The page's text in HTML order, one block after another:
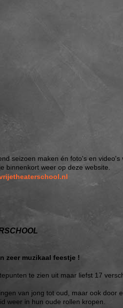
seizoen maken én foto's en video's
binnenkort weer op deze website.
zeer muzikaal feestje !
te zien uit maar liefst 17
van jong tot oud, maar ook door
weer in hun oude rollen kropen.